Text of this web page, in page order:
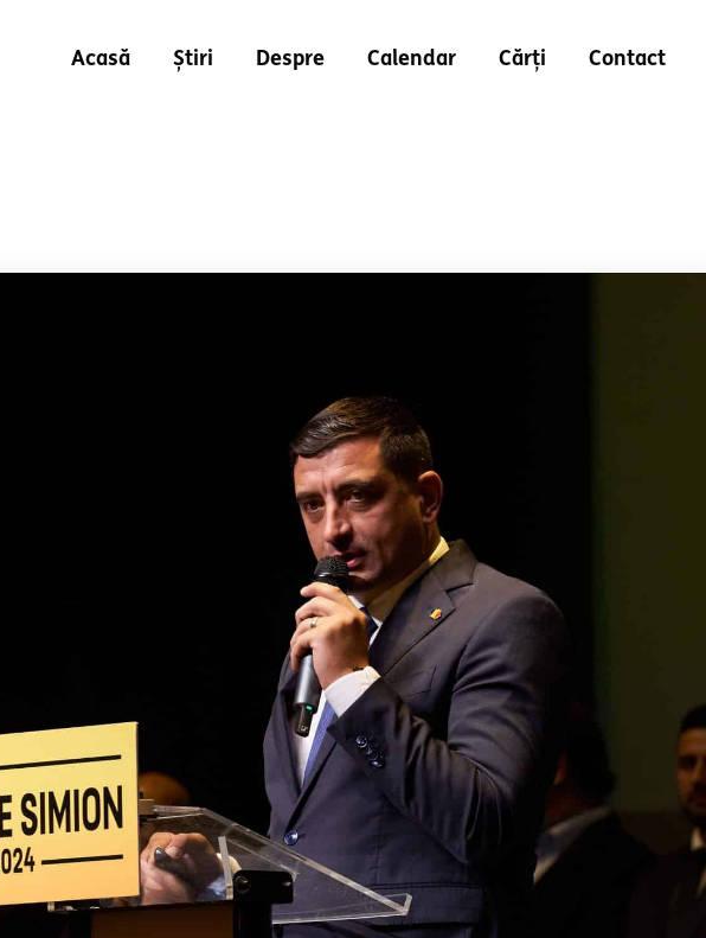
Acasă Știri Despre Calendar Cărți Contact